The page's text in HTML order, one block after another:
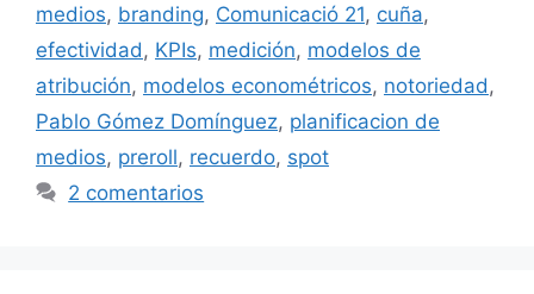
medios, branding, Comunicació 21, cuña,
efectividad , KPIs, medición, modelos de
atribución, modelos econométricos, notoriedad ,
Pablo Gómez Domínguez, planificacion de
medios, preroll, recuerdo, spot
2 comentarios